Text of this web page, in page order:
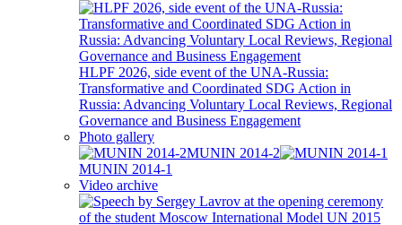
HLPF 2026, side event of the UNA-Russia:
Transformative and Coordinated SDG Action in
Russia: Advancing Voluntary Local Reviews, Regional
Governance and Business Engagement
Photo gallery
MUNIN 2014-2
MUNIN 2014-1
Video archive